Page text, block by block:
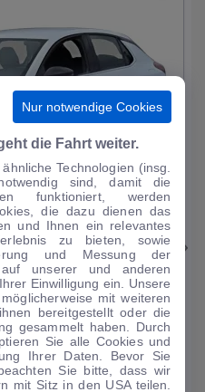
Tempo Blueto...
Kaufen
Guter Preis4
Nur notwendige Cookies
die Fahrt weiter.
Technologien (insg.
sind, damit die
funktioniert, werden
die dazu dienen das
und Ihnen ein relevantes
zu bieten, sowie
und Messung der
unserer und anderen
Einwilligung ein. Unsere
mit weiteren
bereitgestellt oder die
gesammelt haben. Durch
Sie alle Cookies und
Ihrer Daten. Bevor Sie
Sie bitte, dass wir
mit Sitz in den USA teilen.